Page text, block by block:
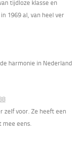
tijdloze klasse en
1969 al, van heel ver
harmonie in Nederland
zelf voor. Ze heeft een
eens.